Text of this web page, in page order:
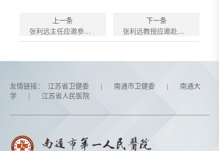
上一条
张利远主任应邀参加全国急诊质量控制学术研讨巡讲会
下一条
张利远教授应邀赴江苏大学首届急救技能总决赛评委
友情链接： 江苏省卫健委 南通市卫健委
南通大
学
江苏省人民医院